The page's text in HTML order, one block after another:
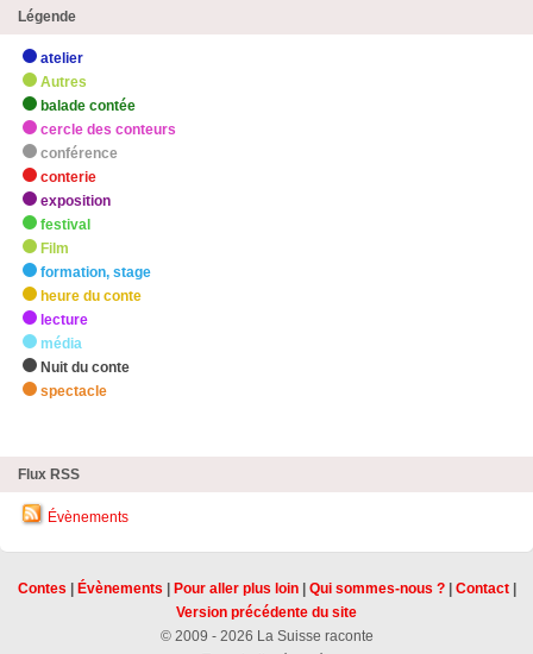
Légende
atelier
Autres
balade contée
cercle des conteurs
conférence
conterie
exposition
festival
Film
formation, stage
heure du conte
lecture
média
Nuit du conte
spectacle
Flux RSS
Évènements
Contes Évènements Pour aller plus loin| Qui sommes-nous ?| Contact|
Version précédente du site
© 2009 - 2026 La Suisse raconte